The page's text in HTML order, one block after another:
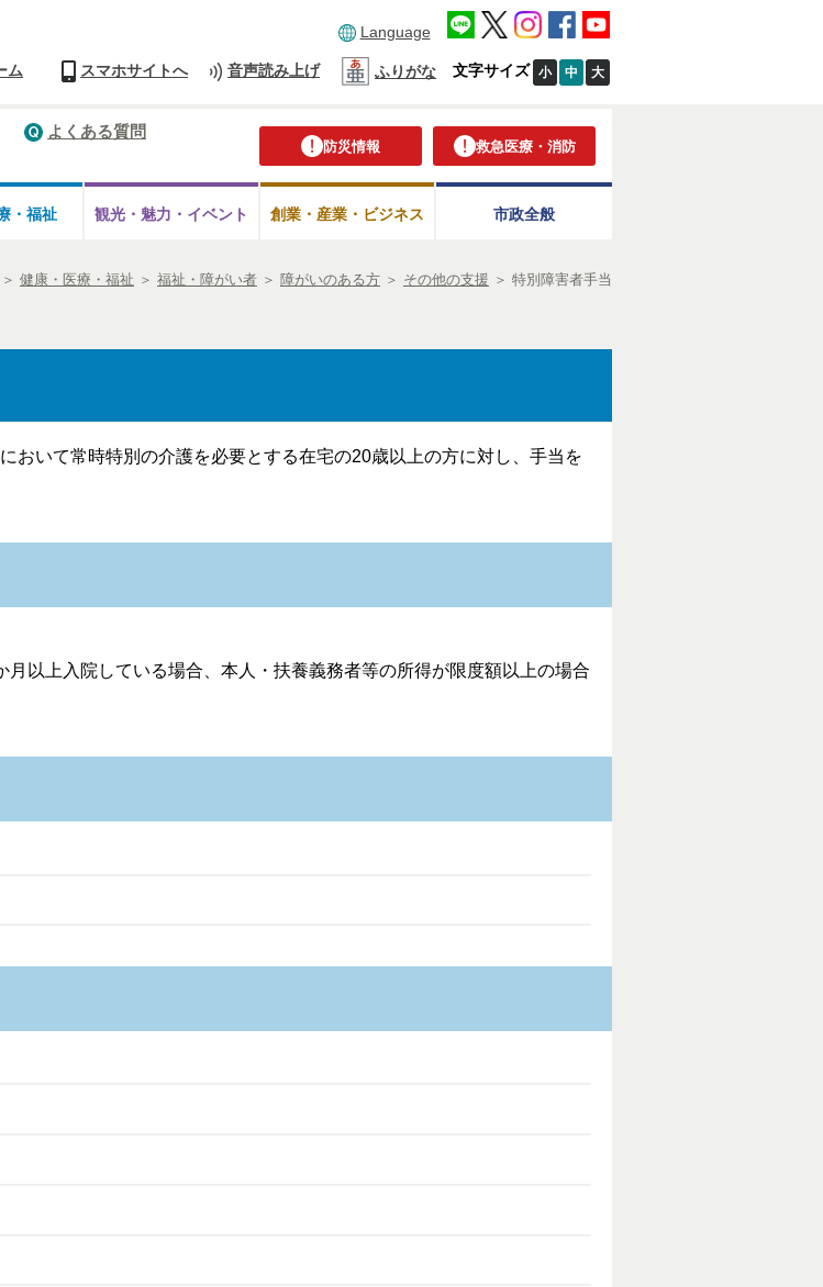
Language
ム スマホサイトへ 音声読み上げ ふりがな 文字サイズ 小 中 大
防災情報 救急医療・消防
よくある質問
・ 福祉 観光・魅力・ イベント 創業・産業・ビジネス 市政全般
＞ 健康・医療・福祉 ＞ 福祉・障がい者 ＞ 障がいのある方 ＞ その他の支援 ＞ 特別障害者手当
おいて常時特別の介護を必要とする在宅の20歳以上の方に対し、手当を
以上入院している場合、本人・扶養義務者等の所得が限度額以上の場合